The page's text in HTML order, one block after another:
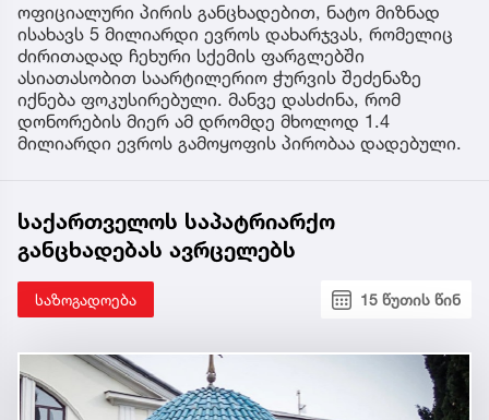
ოფიციალური პირის განცხადებით, ნატო მიზნად
ისახავს 5 მილიარდი ევროს დახარჯვას, რომელიც
ძირითადად ჩეხური სქემის ფარგლებში
ასიათასობით საარტილერიო ჭურვის შეძენაზე
იქნება ფოკუსირებული. მანვე დასძინა, რომ
დონორების მიერ ამ დრომდე მხოლოდ 1.4
მილიარდი ევროს გამოყოფის პირობაა დადებული.
საქართველოს საპატრიარქო
განცხადებას ავრცელებს
საზოგადოება 15 წუთის წინ